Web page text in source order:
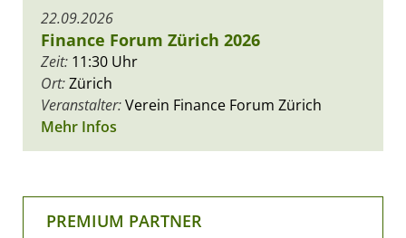
22.09.2026
Finance Forum Zürich 2026
Zeit: 11:30 Uhr
Ort:Zürich
Veranstalter:Verein Finance Forum Zürich
Mehr Infos
PREMIUM PARTNER